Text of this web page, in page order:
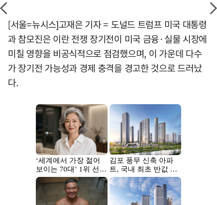
[서울=뉴시스]고재은 기자 = 도널드 트럼프 미국 대통령
과 참모진은 이란 전쟁 장기전이 미국 금융·실물 시장에
미칠 영향을 비공식적으로 점검했으며, 이 가운데 다수
가 장기전 가능성과 경제 충격을 경고한 것으로 드러났
다.